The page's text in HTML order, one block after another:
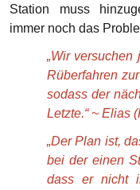
Station muss
immer noch das
„Wir
Rüberfahren
sodass der
Letzte.“ ~ Elias
„Der Plan ist,
bei der einen
dass er nicht